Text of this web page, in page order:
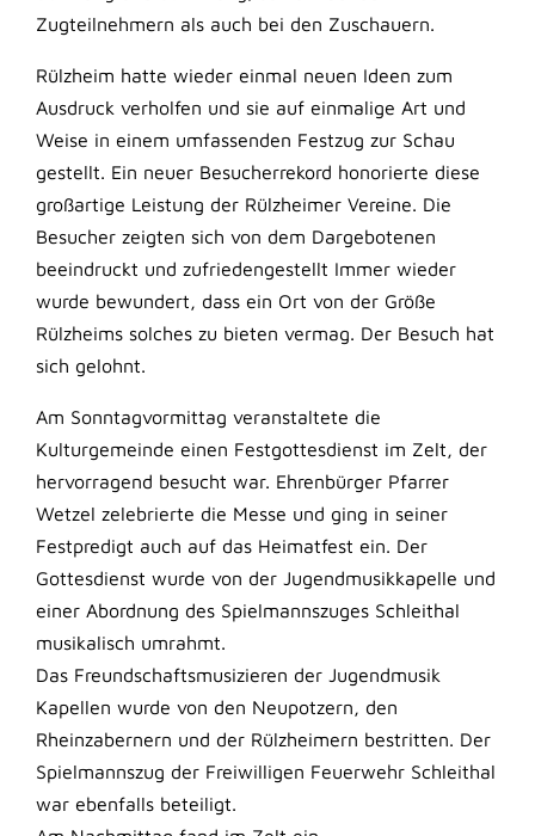
Zugteilnehmern als auch bei den Zuschauern.
Rülzheim hatte wieder einmal neuen Ideen zum
Ausdruck verholfen und sie auf einmalige Art und
Weise in einem umfassenden Festzug zur Schau
gestellt. Ein neuer Besucherrekord honorierte diese
großartige Leistung der Rülzheimer Vereine. Die
Besucher zeigten sich von dem Dargebotenen
beeindruckt und zufriedengestellt Immer wieder
wurde bewundert, dass ein Ort von der Größe
Rülzheims solches zu bieten vermag. Der Besuch hat
sich gelohnt.
Am Sonntagvormittag veranstaltete die
Kulturgemeinde einen Festgottesdienst im Zelt, der
hervorragend besucht war. Ehrenbürger Pfarrer
Wetzel zelebrierte die Messe und ging in seiner
Festpredigt auch auf das Heimatfest ein. Der
Gottesdienst wurde von der Jugendmusikkapelle und
einer Abordnung des Spielmannszuges Schleithal
musikalisch umrahmt.
Das Freundschaftsmusizieren der Jugendmusik
Kapellen wurde von den Neupotzern, den
Rheinzabernern und der Rülzheimern bestritten. Der
Spielmannszug der Freiwilligen Feuerwehr Schleithal
war ebenfalls beteiligt.